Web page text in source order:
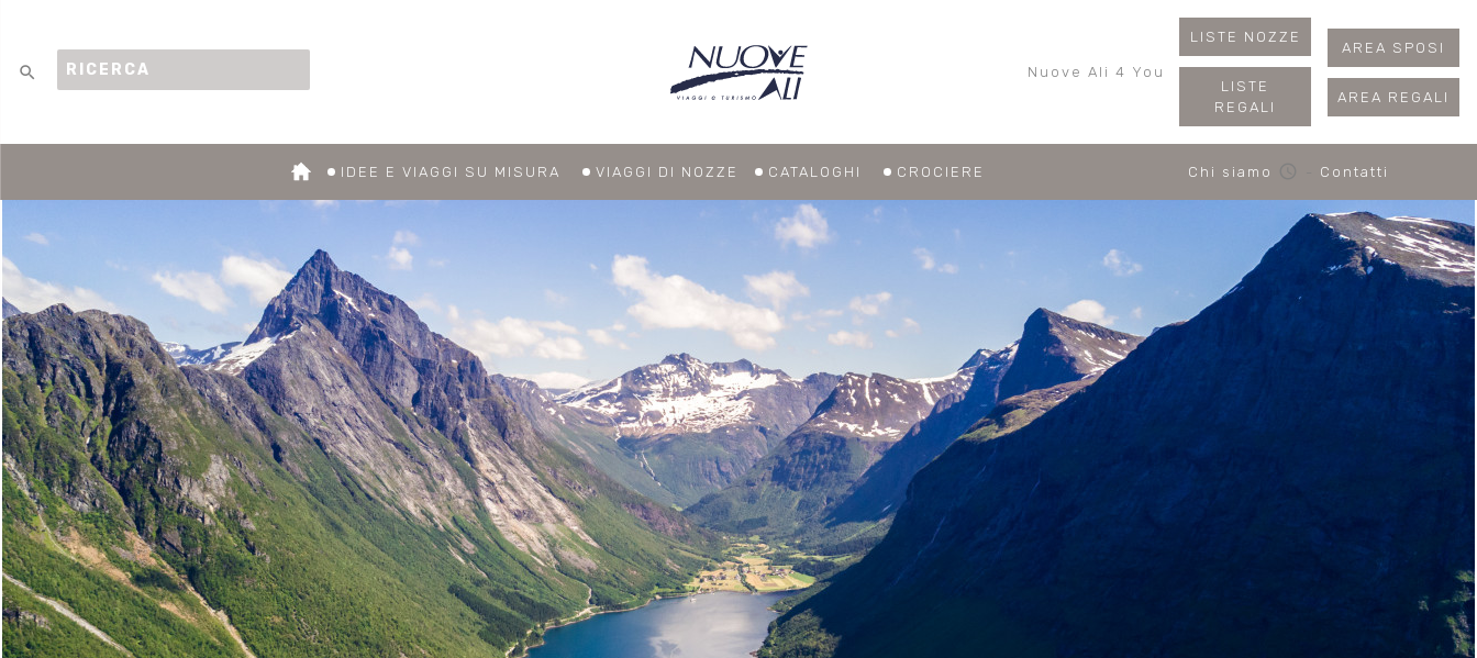
search Nuove Ali 4 You
LISTE NOZZE
LISTE
REGALI
AREA SPOSI
AREA REGALI
Chi siamo Contatti
IDEE E VIAGGI SU MISURA VIAGGI DI NOZZE CATALOGHI CROCIERE